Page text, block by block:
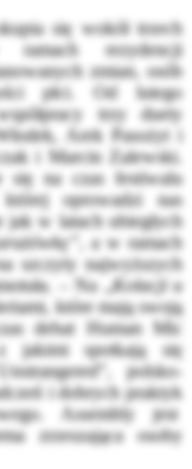
się wokół trzech
ramach rezydencji
zmian, osób
płci. Od lutego
trzy duety
Arek Pasożyt i
i Marcin Zalewski.
się na czas festiwalu
oprowadzi nas
w latach ubiegłych
, a w ramach
szczyty najwyższych
– Na „Kolacji u
które mają swoją
debat Human Mic
jakimi spotkają się
polsko-
i dobrych praktyk
Assembly jest
zrzeszająca osoby